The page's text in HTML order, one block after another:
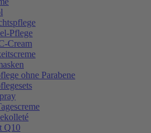
Pflege
Cream
ohne Parabene
Q10